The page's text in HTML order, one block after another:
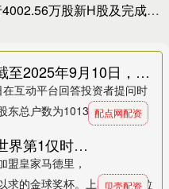
万股新H股及完成发行
配点网配资 盈建科：截至2025年9月10日，公司股东总户数为10130户
互动平台回答投资者提问时
东总户数为10130户。....
配点网配资
贝壳配资 姆巴佩抢回世界第1仅时间问题：3分钟2球 11轮10球 1数据猛于C罗
盟皇家马德里，
求的金球奖杯。上赛季的颗粒
贝壳配资